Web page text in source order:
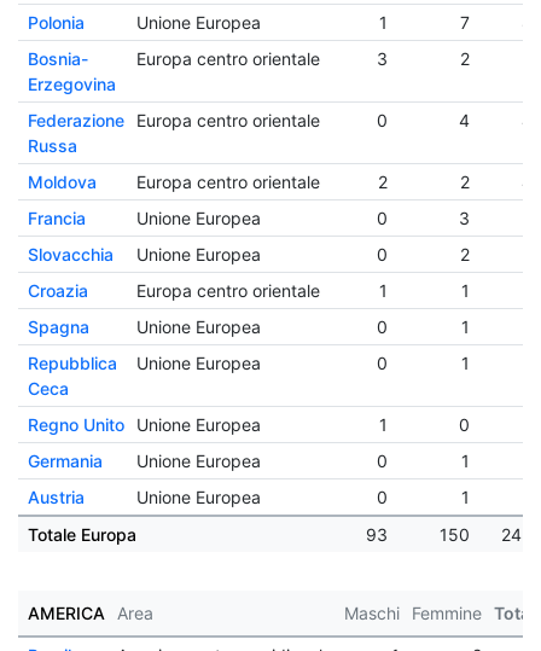
Polonia
Unione Europea 1 7
Bosnia-
Erzegovina
Europa centro orientale 3 2
Federazione
Russa
Europa centro orientale 0 4 4
Moldova Europa centro orientale 2 2
4
Francia
Unione Europea 0 3
Slovacchia
Unione Europea 0 2
Croazia
Europa centro orientale 1 1
Spagna
Unione Europea 0 1
Repubblica
Ceca
Unione Europea 0 1
Regno Unito Unione Europea 1 0
Germania
Unione Europea 0 1
Austria
Unione Europea 0 1
Totale Europa
93 150 243
AMERICA Area Maschi Femmine